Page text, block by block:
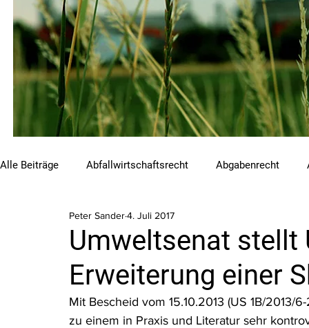
Alle Beiträge Abfallwirtschaftsrecht Abgabenrecht
Beihilfen und Förderungen
Luftreinhalterecht Naturschutzrecht
Umweltsenat stellt
Erweiterung einer
Peter Sander4. Juli 2017
Mit Bescheid vom 15.10.2013 (US 1B/
zu einem in Praxis und Literatur sehr